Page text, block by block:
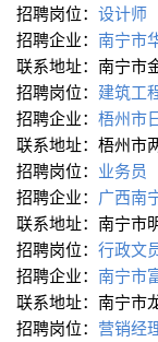
招聘岗位： 设计师
招聘企业： 南宁市
联系地址：南宁市
招聘岗位： 建筑工
招聘企业： 梧州市
联系地址：梧州市
招聘岗位： 业务员
招聘企业： 广西南
联系地址：南宁市
招聘岗位： 行政文
招聘企业： 南宁市
联系地址：南宁市
招聘岗位： 营销经